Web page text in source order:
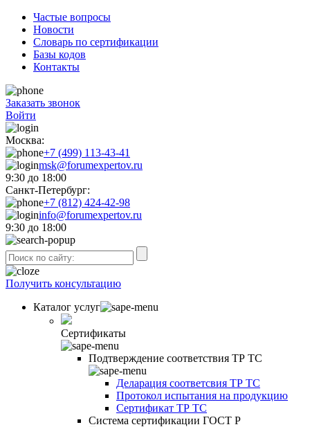
Частые вопросы
Новости
Словарь по сертификации
Базы кодов
Контакты
Заказать звонок
Войти
Москва:
+7 (499) 113-43-41
msk@forumexpertov.ru
9:30 до 18:00
Санкт-Петербург:
+7 (812) 424-42-98
info@forumexpertov.ru
9:30 до 18:00
Получить консультацию
Каталог услуг
Сертификаты
Подтверждение соответствия ТР ТС
Деларация соответсвия ТР ТС
Протокол испытания на продукцию
Сертификат ТР ТС
Система сертификации ГОСТ Р